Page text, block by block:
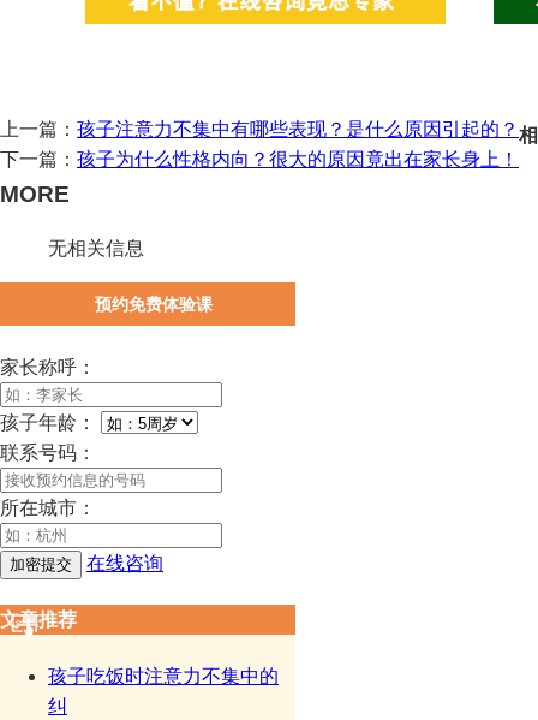
上一篇： 孩子注意力不集中有哪些表现？是什么原因引起的？
下一篇： 孩子为什么性格内向？很大的原因竟出在家长身上！
MORE
无相关信息
预约免费体验课
家长称呼：
孩子年龄：
联系号码：
所在城市：
在线咨询
文章推荐
孩子吃饭时注意力不集中的
纠